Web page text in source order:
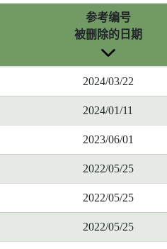
参考编号
被删除的日期
2024/03/22
2024/01/11
2023/06/01
2022/05/25
2022/05/25
2022/05/25